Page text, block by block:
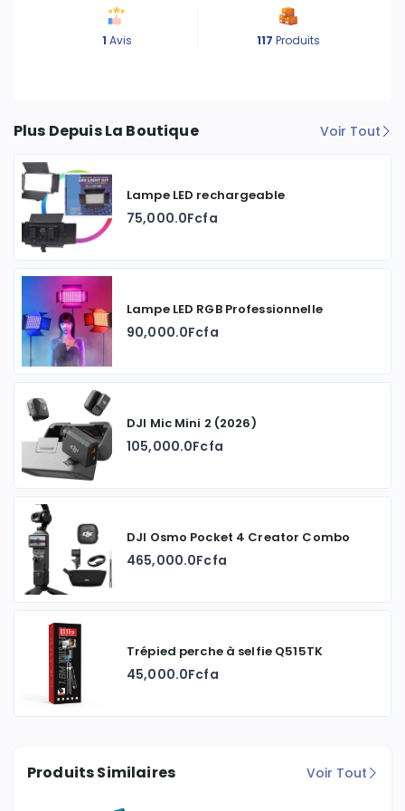
1 Avis 117 Produits
Plus Depuis La Boutique Voir Tout
Lampe LED rechargeable
75,000.0Fcfa
Lampe LED RGB Professionnelle
90,000.0Fcfa
DJI Mic Mini 2 (2026)
105,000.0Fcfa
DJI Osmo Pocket 4 Creator Combo
465,000.0Fcfa
Trépied perche à selfie Q515TK
45,000.0Fcfa
Produits Similaires Voir Tout